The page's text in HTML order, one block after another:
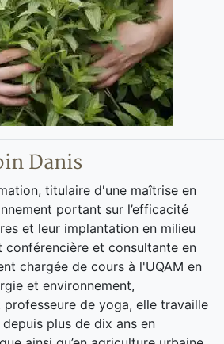
Danis
titulaire d'une maîtrise en
portant sur l’efficacité
et leur implantation en milieu
conférencière et consultante en
chargée de cours à l'UQAM en
et environnement,
de yoga, elle travaille
plus de dix ans en